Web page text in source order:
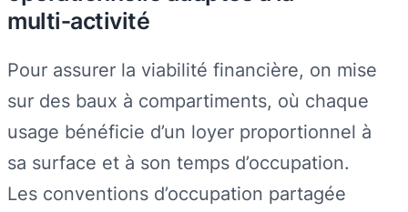
multi‑activité
Pour assurer la viabilité financière, on mise
sur des baux à compartiments, où chaque
usage bénéficie d’un loyer proportionnel à
sa surface et à son temps d’occupation.
Les conventions d’occupation partagée